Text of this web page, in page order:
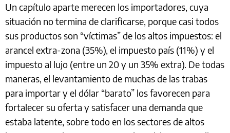
Un capítulo aparte merecen los importadores, cuya
situación no termina de clarificarse, porque casi todos
sus productos son “víctimas” de los altos impuestos: el
arancel extra-zona (35%), el impuesto país (11%) y el
impuesto al lujo (entre un 20 y un 35% extra). De todas
maneras, el levantamiento de muchas de las trabas
para importar y el dólar “barato” los favorecen para
fortalecer su oferta y satisfacer una demanda que
estaba latente, sobre todo en los sectores de altos